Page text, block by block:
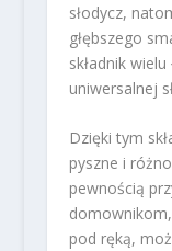
słodycz,
głębszego
składnik
uniwersalnej
Dzięki tym
pyszne i
pewnością
pod ręką,